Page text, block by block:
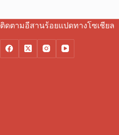
ติดตามอีสานร้อยแปดทางโซเชียล